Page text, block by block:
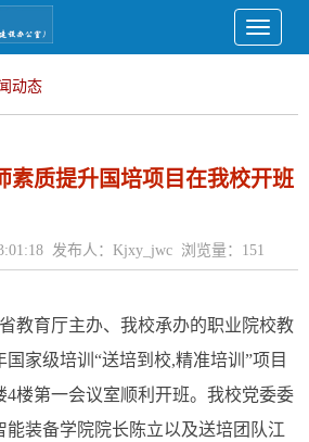
Toggle
动态
素质提升国培项目在我校开班
发布人：Kjxy_jwc 浏览量： 151
教育厅主办、 我校承办的职业院校教
国家级培训 “送培到校,精准培训 ”项目
4楼第一会议室顺利开班。 我校党委委
能装备学院院长陈立以及送培团队江